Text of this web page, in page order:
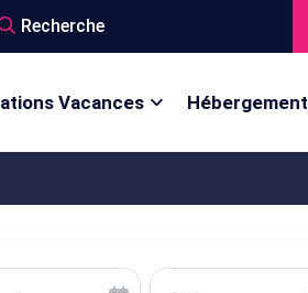
Recherche
Vacances Hébergement